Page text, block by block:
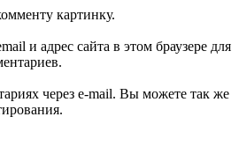
картинку.
и адрес сайта в этом браузере для
через e-mail. Вы можете так же